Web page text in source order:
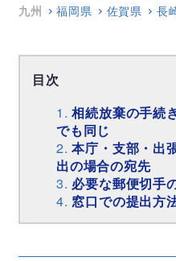
九州
福岡県 佐賀県 長
目次
相続放棄の手続
でも同じ
本庁・支部・出
出の場合の宛先
必要な郵便切手
窓口での提出方